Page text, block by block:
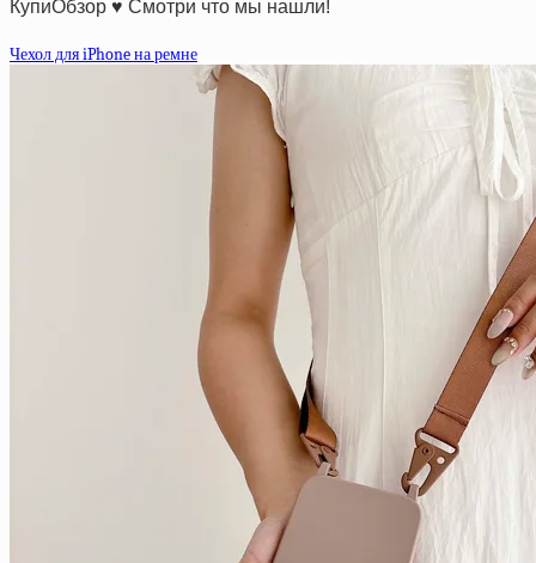
КупиОбзор ♥ Смотри что мы нашли!
Чехол для iPhone на ремне